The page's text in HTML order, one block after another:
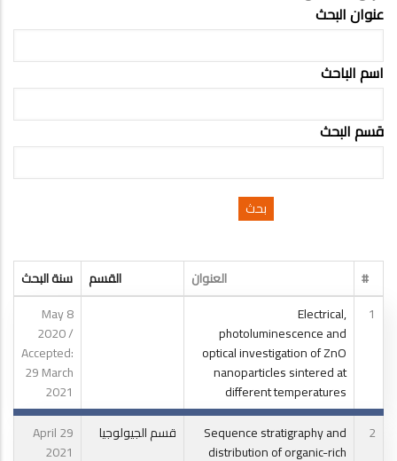
عنوان البحث
اسم الباحث
قسم البحث
# العنوان القسم
سنة البحث
1
Electrical,
photoluminescence and
optical investigation of ZnO
nanoparticles sintered at
different temperatures
8 May
2020 /
Accepted:
29 March
2021
2
Sequence stratigraphy and
distribution of organic-rich
قسم الجيولوجيا
29 April
2021